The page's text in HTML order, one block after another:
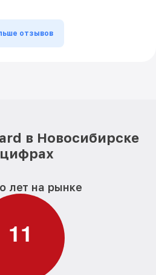
отзывов
в Новосибирске
лет на рынке
11